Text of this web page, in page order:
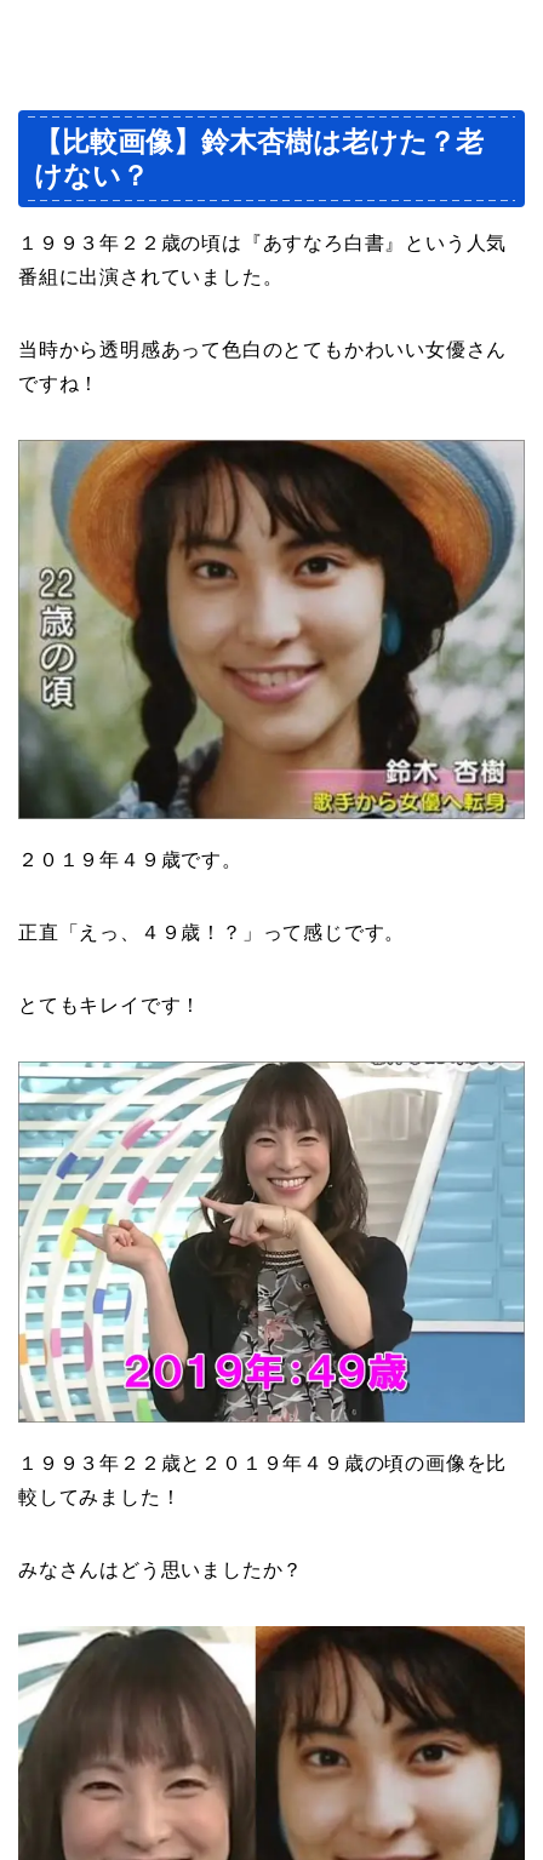
【比較画像】鈴木杏樹は老けた？老
けない？
１９９３年２２歳の頃は『あすなろ白書』という人気
番組に出演されていました。
当時から透明感あって色白のとてもかわいい女優さん
ですね！
２０１９年４９歳です。
正直「えっ、４９歳！？」って感じです。
とてもキレイです！
１９９３年２２歳と２０１９年４９歳の頃の画像を比
較してみました！
みなさんはどう思いましたか？